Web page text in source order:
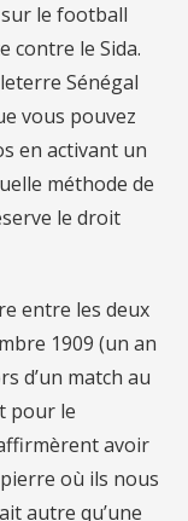
le football
contre le Sida.
Sénégal
vous pouvez
en activant un
méthode de
le droit
entre les deux
1909 (un an
d’un match au
pour le
avoir
où ils nous
autre qu’une